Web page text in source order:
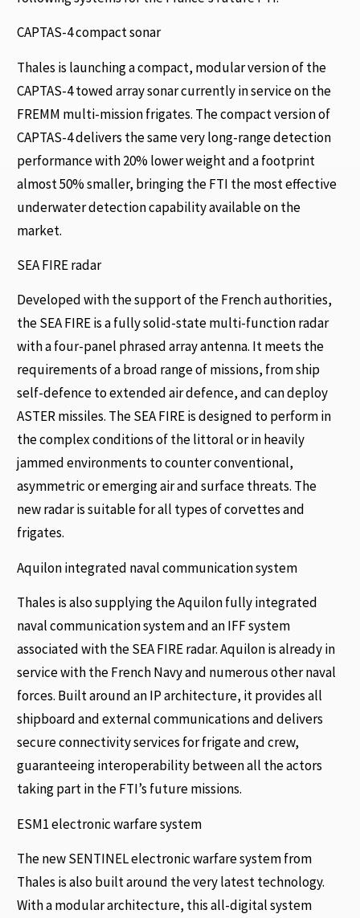
CAPTAS-4 compact sonar
Thales is launching a compact, modular version of the
CAPTAS-4 towed array sonar currently in service on the
FREMM multi-mission frigates. The compact version of
CAPTAS-4 delivers the same very long-range detection
performance with 20% lower weight and a footprint
almost 50% smaller, bringing the FTI the most effective
underwater detection capability available on the
market.
SEA FIRE radar
Developed with the support of the French authorities,
the SEA FIRE is a fully solid-state multi-function radar
with a four-panel phrased array antenna. It meets the
requirements of a broad range of missions, from ship
self-defence to extended air defence, and can deploy
ASTER missiles. The SEA FIRE is designed to perform in
the complex conditions of the littoral or in heavily
jammed environments to counter conventional,
asymmetric or emerging air and surface threats. The
new radar is suitable for all types of corvettes and
frigates.
Aquilon integrated naval communication system
Thales is also supplying the Aquilon fully integrated
naval communication system and an IFF system
associated with the SEA FIRE radar. Aquilon is already in
service with the French Navy and numerous other naval
forces. Built around an IP architecture, it provides all
shipboard and external communications and delivers
secure connectivity services for frigate and crew,
guaranteeing interoperability between all the actors
taking part in the FTI’s future missions.
ESM1 electronic warfare system
The new SENTINEL electronic warfare system from
Thales is also built around the very latest technology.
With a modular architecture, this all-digital system